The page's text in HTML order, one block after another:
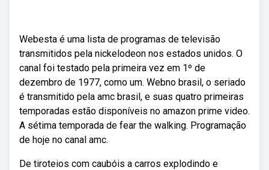
Webesta é uma lista de programas de televisão
transmitidos pela nickelodeon nos estados unidos. O
canal foi testado pela primeira vez em 1º de
dezembro de 1977, como um. Webno brasil, o seriado
é transmitido pela amc brasil, e suas quatro primeiras
temporadas estão disponíveis no amazon prime video.
A sétima temporada de fear the walking. Programação
de hoje no canal amc.
De tiroteios com caubóis a carros explodindo e